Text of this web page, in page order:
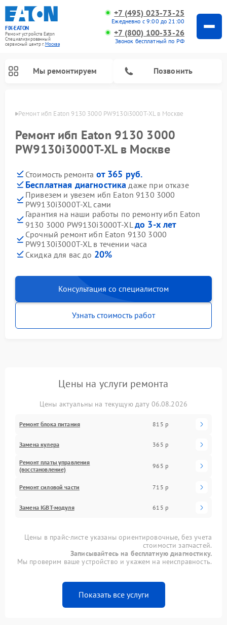
FIX-EATON
Ремонт устройств Eaton
Специализированный
cервисный центр г.Москва
+7 (495) 023-73-25
Ежедневно с 9:00 до 21:00
+7 (800) 100-33-26
Звонок бесплатный по РФ
Мы ремонтируем Позвонить
Ремонт ибп Eaton 9130 3000 PW9130i3000T-XL в Москве
Ремонт ибп Eaton 9130 3000
PW9130i3000T-XL в Москве
Стоимость ремонта от 365 руб.
Бесплатная диагностика даже при отказе
Привезем и увезем ибп Eaton 9130 3000
PW9130i3000T-XL сами
Гарантия на наши работы по ремонту ибп Eaton
9130 3000 PW9130i3000T-XL до 3-х лет
Срочный ремонт ибп Eaton 9130 3000
PW9130i3000T-XL в течении часа
Скидка для вас до 20%
Консультация со специалистом
Узнать стоимость работ
Цены на услуги ремонта
Цены актуальны на текущую дату 06.08.2026
Ремонт блока питания 815 р
Замена кулера 365 р
Ремонт платы управления
(восстановление)
965 р
Ремонт силовой части 715 р
Замена IGBT-модуля 615 р
Цены в прайс-листе указаны ориентировочные, без учета
стоимости запчастей.
Записывайтесь на бесплатную диагностику.
Мы проверим ваше устройство и укажем на неисправность.
Показать все услуги